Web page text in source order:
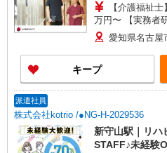
【介護福祉
万円〜 【実務者研修】 月給：265,000円 年収例：
360万円〜 【初任者研修・無資格】 月給：
249,300円 年収例：337万
がい向上手当、
当（月平均5回分
当を含みます。
分〜） ◎賞
愛知県名古屋
キープ
派遣社員
株式会社kotrio /●NG-H-2029536
新守山駅｜リハ
STAFF♪未経験